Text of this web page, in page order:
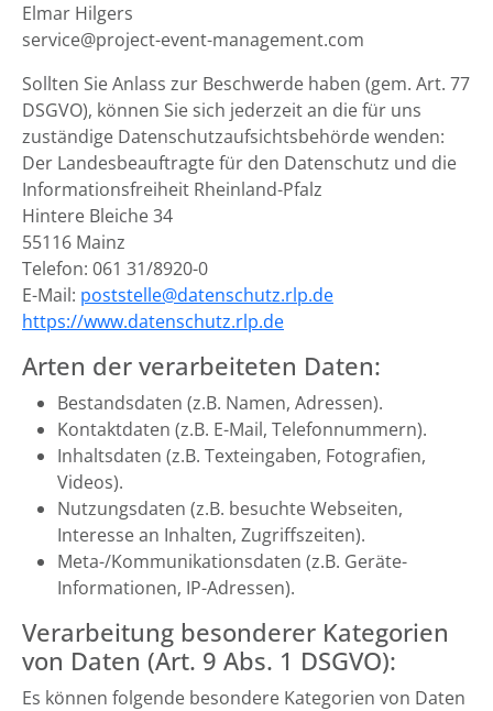
Elmar Hilgers
service@project-event-management.com
Sollten Sie Anlass zur Beschwerde haben (gem. Art. 77
DSGVO), können Sie sich jederzeit an die für uns
zuständige Datenschutzaufsichtsbehörde wenden:
Der Landesbeauftragte für den Datenschutz und die
Informationsfreiheit Rheinland-Pfalz
Hintere Bleiche 34
55116 Mainz
Telefon: 061 31/8920-0
E-Mail: poststelle@datenschutz.rlp.de
https://www.datenschutz.rlp.de
Arten der verarbeiteten Daten:
Bestandsdaten (z.B. Namen, Adressen).
Kontaktdaten (z.B. E-Mail, Telefonnummern).
Inhaltsdaten (z.B. Texteingaben, Fotografien,
Videos).
Nutzungsdaten (z.B. besuchte Webseiten,
Interesse an Inhalten, Zugriffszeiten).
Meta-/Kommunikationsdaten (z.B. Geräte-
Informationen, IP-Adressen).
Verarbeitung besonderer Kategorien
von Daten (Art. 9 Abs. 1 DSGVO):
Es können folgende besondere Kategorien von Daten